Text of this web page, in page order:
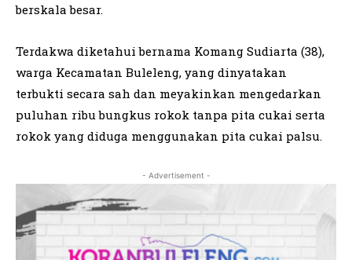
berskala besar.
Terdakwa diketahui bernama Komang Sudiarta (38),
warga Kecamatan Buleleng, yang dinyatakan
terbukti secara sah dan meyakinkan mengedarkan
puluhan ribu bungkus rokok tanpa pita cukai serta
rokok yang diduga menggunakan pita cukai palsu.
- Advertisement -